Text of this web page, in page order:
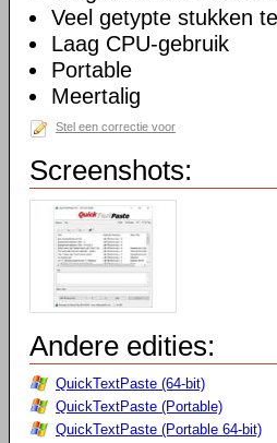
Veel getypte stukken
Laag CPU-gebruik
Portable
Meertalig
Stel een correctie voor
Screenshots:
Andere edities:
QuickTextPaste (64-bit)
QuickTextPaste (Portable)
QuickTextPaste (Portable 64-bit)